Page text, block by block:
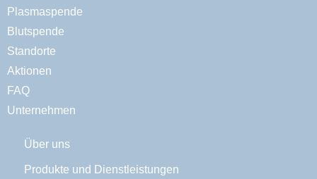
Plasmaspende
Blutspende
Standorte
Aktionen
FAQ
Unternehmen
Über uns
Produkte und Dienstleistungen